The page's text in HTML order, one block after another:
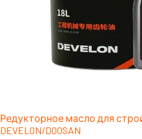
Редукторное масло для
DEVELON/DOOSAN